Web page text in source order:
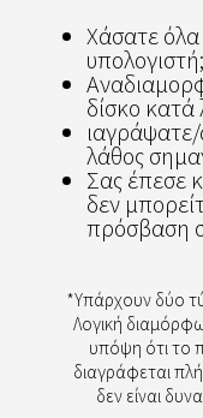
Χάσατε όλα
υπολογιστή;
δίσκο κατά
λάθος
Σας έπεσε
δεν
πρόσβαση
*Υπάρχουν δύο
Λογική
υπόψη ότι το
διαγράφεται
δεν είναι